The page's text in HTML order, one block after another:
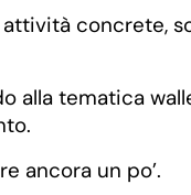
concrete,
alla tematica
ancora un po’.